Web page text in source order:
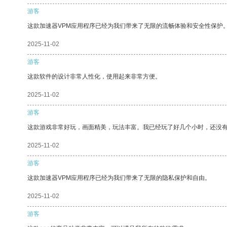
游客
这款加速器VPM应用程序已经为我们带来了无限的流畅体验和安全性保护。
2025-11-02
游客
这款软件的设计非常人性化，使用起来非常方便。
2025-11-02
游客
这款游戏非常好玩，画面精美，玩法丰富。我已经玩了好几个小时，还没有
2025-11-02
游客
这款加速器VPM应用程序已经为我们带来了无限的隐私保护和自由。
2025-11-02
游客